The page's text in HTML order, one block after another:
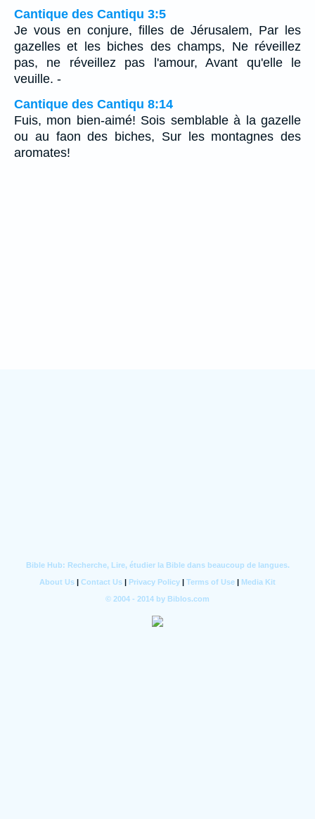
Cantique des Cantiqu 3:5
Je vous en conjure, filles de Jérusalem, Par les
gazelles et les biches des champs, Ne réveillez
pas, ne réveillez pas l'amour, Avant qu'elle le
veuille. -
Cantique des Cantiqu 8:14
Fuis, mon bien-aimé! Sois semblable à la gazelle
ou au faon des biches, Sur les montagnes des
aromates!